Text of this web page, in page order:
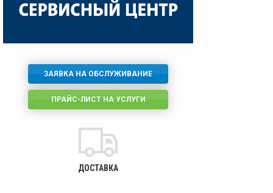
ЗАЯВКА НА ОБСЛУЖИВАНИЕ
ПРАЙС-ЛИСТ НА УСЛУГИ
ДОСТАВКА